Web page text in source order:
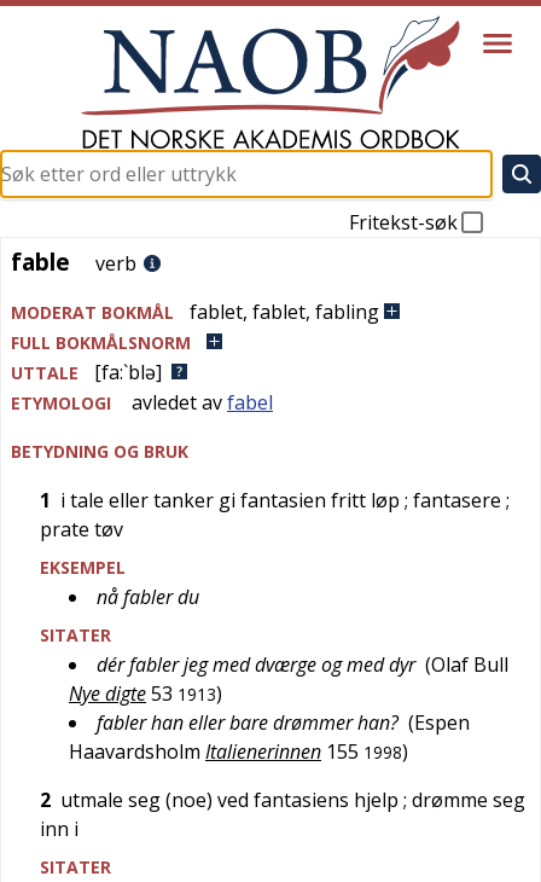
Fritekst-søk
fable
fable verb
MODERAT BOKMÅL fablet, fablet, fabling
FULL BOKMÅLSNORM
UTTALE
[fa:`blə]
ETYMOLOGI avledet avfabel
BETYDNING OG BRUK
1 i tale eller tanker gi fantasien fritt løp ; fantasere ;
prate tøv
EKSEMPEL
nå fabler du
SITATER
dér fabler jeg med dværge og med dyr (Olaf Bull
Nye digte53 1913)
fabler han eller bare drømmer han? (Espen
Haavardsholm Italienerinnen 155 1998)
2 utmale seg (noe) ved fantasiens hjelp ; drømme seg
inn i
SITATER